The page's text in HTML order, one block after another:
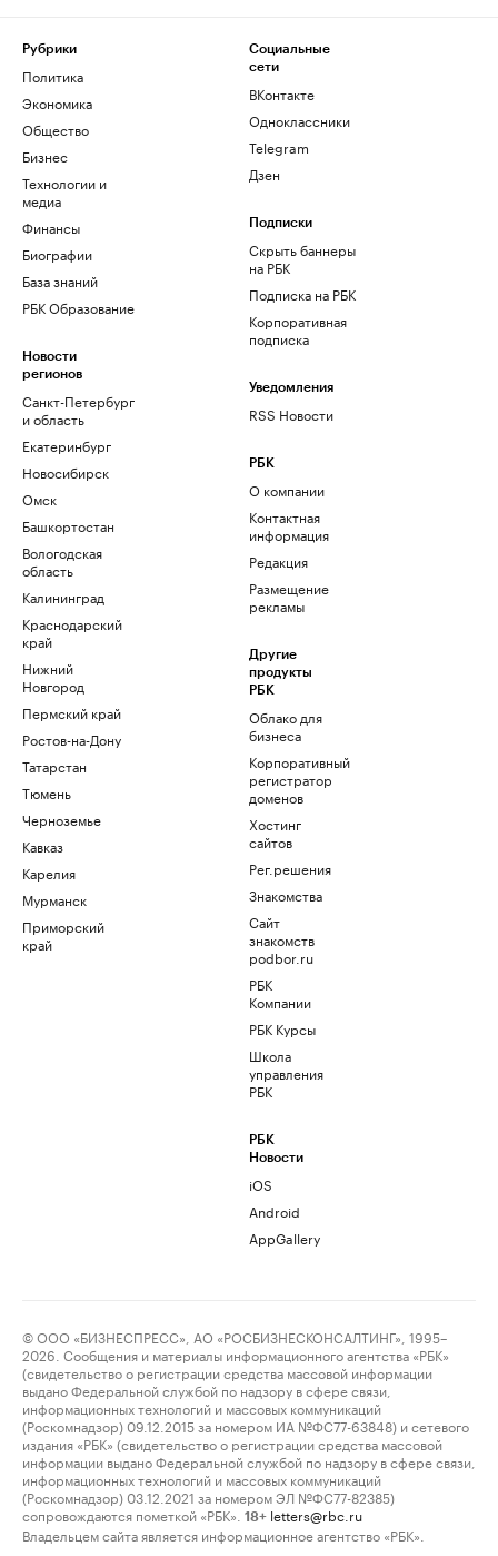
Рубрики
Политика
Экономика
Общество
Бизнес
Технологии и
медиа
Финансы
Биографии
База знаний
РБК Образование
Новости
регионов
Санкт-Петербург
и область
Екатеринбург
Новосибирск
Омск
Башкортостан
Вологодская
область
Калининград
Краснодарский
край
Нижний
Новгород
Пермский край
Ростов-на-Дону
Татарстан
Тюмень
Черноземье
Кавказ
Карелия
Мурманск
Приморский
край
Социальные
сети
ВКонтакте
Одноклассники
Telegram
Дзен
Подписки
Скрыть баннеры
на РБК
Подписка на РБК
Корпоративная
подписка
Уведомления
RSS Новости
РБК
О компании
Контактная
информация
Редакция
Размещение
рекламы
Другие
продукты
РБК
Облако для
бизнеса
Корпоративный
регистратор
доменов
Хостинг
сайтов
Рег.решения
Знакомства
Сайт
знакомств
podbor.ru
РБК
Компании
РБК Курсы
Школа
управления
РБК
РБК
Новости
iOS
Android
AppGallery
© ООО «БИЗНЕСПРЕСС», АО «РОСБИЗНЕСКОНСАЛТИНГ», 1995–
2026. Сообщения и материалы информационного агентства «РБК»
(свидетельство о регистрации средства массовой информации
выдано Федеральной службой по надзору в сфере связи,
информационных технологий и массовых коммуникаций
(Роскомнадзор) 09.12.2015 за номером ИА №ФС77-63848) и сетевого
издания «РБК» (свидетельство о регистрации средства массовой
информации выдано Федеральной службой по надзору в сфере связи,
информационных технологий и массовых коммуникаций
(Роскомнадзор) 03.12.2021 за номером ЭЛ №ФС77-82385)
сопровождаются пометкой «РБК».
18+ letters@rbc.ru
Владельцем сайта является информационное агентство «РБК».